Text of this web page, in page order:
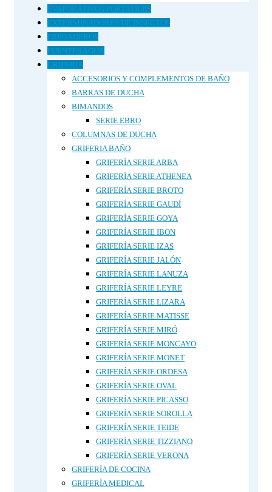
EVAPORATIVOS PORTATILES
EXTERMINADORES DE INSECTOS
FREGADEROS
FUENTES AGUA
GRIFERIA
ACCESORIOS Y COMPLEMENTOS DE BAÑO
BARRAS DE DUCHA
BIMANDOS
SERIE EBRO
COLUMNAS DE DUCHA
GRIFERIA BAÑO
GRIFERÍA SERIE ARBA
GRIFERÍA SERIE ATHENEA
GRIFERÍA SERIE BROTO
GRIFERÍA SERIE GAUDÍ
GRIFERÍA SERIE GOYA
GRIFERÍA SERIE IBON
GRIFERÍA SERIE IZAS
GRIFERÍA SERIE JALÓN
GRIFERÍA SERIE LANUZA
GRIFERÍA SERIE LEYRE
GRIFERÍA SERIE LIZARA
GRIFERÍA SERIE MATISSE
GRIFERÍA SERIE MIRÓ
GRIFERÍA SERIE MONCAYO
GRIFERÍA SERIE MONET
GRIFERÍA SERIE ORDESA
GRIFERÍA SERIE OVAL
GRIFERÍA SERIE PICASSO
GRIFERÍA SERIE SOROLLA
GRIFERÍA SERIE TEIDE
GRIFERÍA SERIE TIZZIANO
GRIFERÍA SERIE VERONA
GRIFERÍA DE COCINA
GRIFERÍA MEDICAL